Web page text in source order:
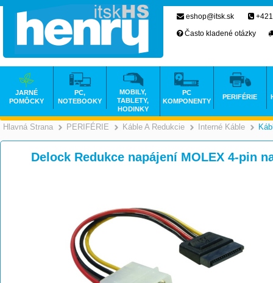
Hlavná Strana >
PERIFÉRIE >
Káble A Redukcie >
Interné Káble
Delock Redukce napájení MOLEX 4-pin
eshop@itsk.sk
Často kladené otázky
JARNÉ
POMÔCKY
PC,
NOTEBOOKY
MOBILY,
TABLETY,
HODINKY
PC
KOMPONENTY
PERIFÉRIE